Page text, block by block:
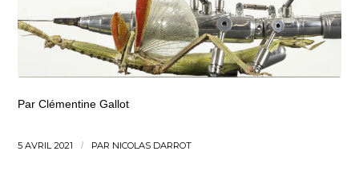
Par Clémentine Gallot
5 AVRIL 2021 / PAR NICOLAS DARROT